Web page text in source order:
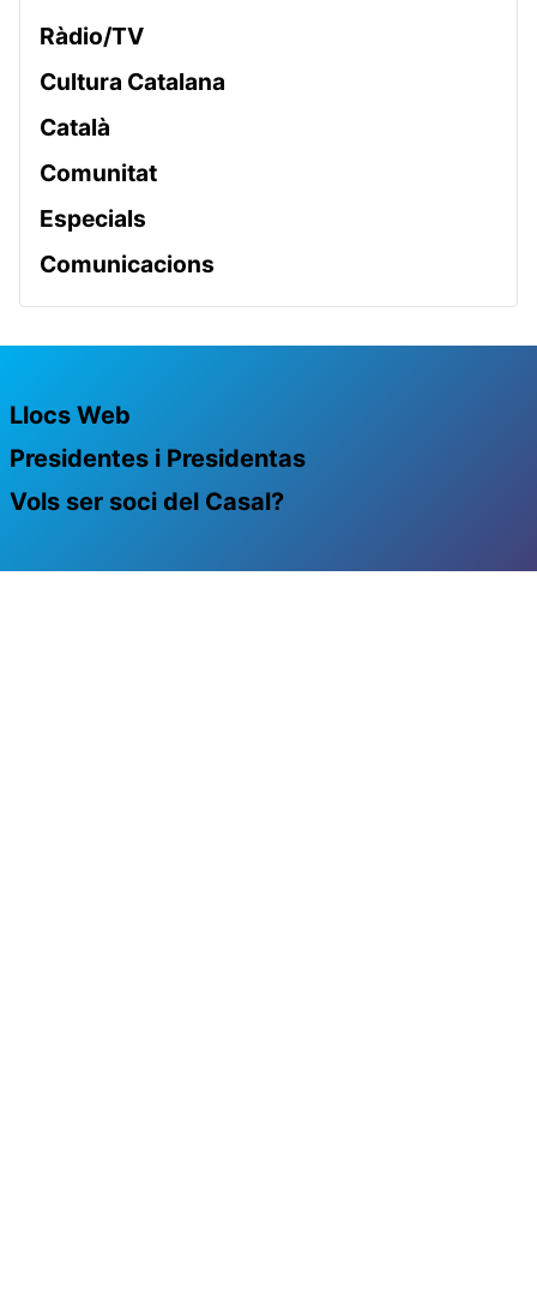
Ràdio/TV
Cultura Catalana
Català
Comunitat
Especials
Comunicacions
Llocs Web
Presidentes i Presidentas
Vols ser soci del Casal?